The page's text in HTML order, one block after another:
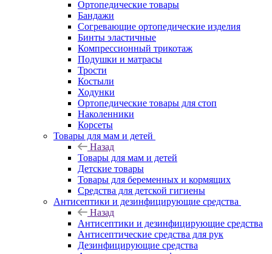
Ортопедические товары
Бандажи
Согревающие ортопедические изделия
Бинты эластичные
Компрессионный трикотаж
Подушки и матрасы
Трости
Костыли
Ходунки
Ортопедические товары для стоп
Наколенники
Корсеты
Товары для мам и детей
Назад
Товары для мам и детей
Детские товары
Товары для беременных и кормящих
Средства для детской гигиены
Антисептики и дезинфицирующие средства
Назад
Антисептики и дезинфицирующие средства
Антисептические средства для рук
Дезинфицирующие средства